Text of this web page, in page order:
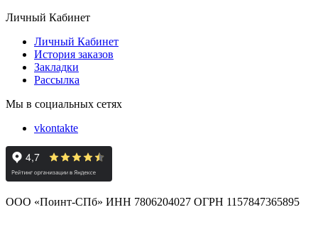
Личный Кабинет
Личный Кабинет
История заказов
Закладки
Рассылка
Мы в социальных сетях
vkontakte
ООО «Поинт-СПб» ИНН 7806204027 ОГРН 1157847365895